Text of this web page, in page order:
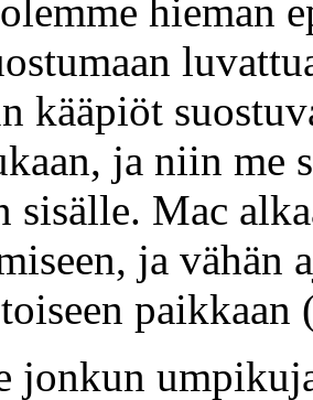
hieman
kääpiöt
ja niin me
sisälle. Mac
ja vähän
paikkaan
jonkun